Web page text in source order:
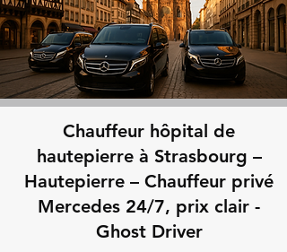
Chauffeur hôpital de
hautepierre à Strasbourg –
Hautepierre – Chauffeur privé
Mercedes 24/7, prix clair -
Ghost Driver